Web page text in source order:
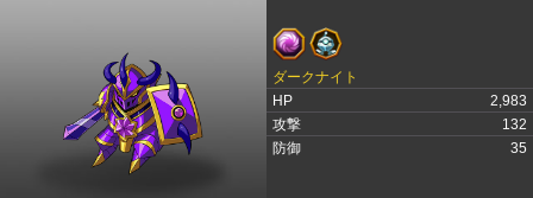
ダークナイト
HP
2,983
攻撃
132
防御
35